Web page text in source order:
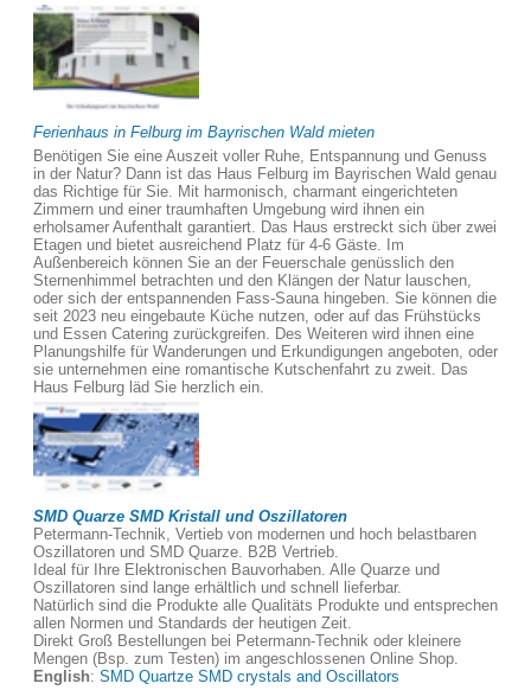
Ferienhaus in Felburg im Bayrischen Wald mieten
Benötigen Sie eine Auszeit voller Ruhe, Entspannung und Genuss
in der Natur? Dann ist das Haus Felburg im Bayrischen Wald genau
das Richtige für Sie. Mit harmonisch, charmant eingerichteten
Zimmern und einer traumhaften Umgebung wird ihnen ein
erholsamer Aufenthalt garantiert. Das Haus erstreckt sich über zwei
Etagen und bietet ausreichend Platz für 4-6 Gäste. Im
Außenbereich können Sie an der Feuerschale genüsslich den
Sternenhimmel betrachten und den Klängen der Natur lauschen,
oder sich der entspannenden Fass-Sauna hingeben. Sie können die
seit 2023 neu eingebaute Küche nutzen, oder auf das Frühstücks
und Essen Catering zurückgreifen. Des Weiteren wird ihnen eine
Planungshilfe für Wanderungen und Erkundigungen angeboten, oder
sie unternehmen eine romantische Kutschenfahrt zu zweit. Das
Haus Felburg läd Sie herzlich ein.
SMD Quarze SMD Kristall und Oszillatoren
Petermann-Technik, Vertieb von modernen und hoch belastbaren
Oszillatoren und SMD Quarze. B2B Vertrieb.
Ideal für Ihre Elektronischen Bauvorhaben. Alle Quarze und
Oszillatoren sind lange erhältlich und schnell lieferbar.
Natürlich sind die Produkte alle Qualitäts Produkte und entsprechen
allen Normen und Standards der heutigen Zeit.
Direkt Groß Bestellungen bei Petermann-Technik oder kleinere
Mengen (Bsp. zum Testen) im angeschlossenen Online Shop.
English: SMD Quartze SMD crystals and Oscillators